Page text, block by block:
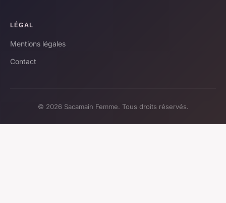
LÉGAL
Mentions légales
Contact
© 2026 Sacamain Femme. Tous droits réservés.